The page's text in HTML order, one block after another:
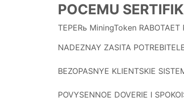
POCEMU
TEPERь MiningToken
NADEZNAY ZASITA
BEZOPASNYE KLIENTSKIE
POVYSENNOE DOVERIE I